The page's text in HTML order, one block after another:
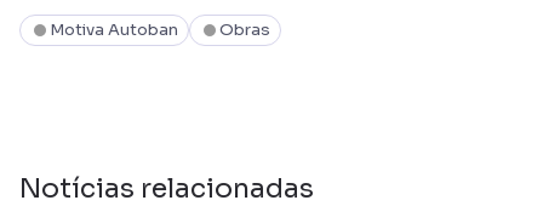
Motiva Autoban Obras
Notícias relacionadas